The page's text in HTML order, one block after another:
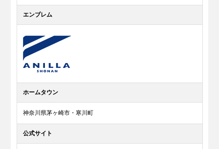
エンブレム
ホームタウン
神奈川県茅ヶ崎市・寒川町
公式サイト